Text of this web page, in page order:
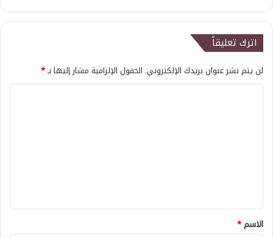
اترك تعليقاً
لن يتم نشر عنوان بريدك الإلكتروني. الحقول الإلزامية مشار إليها بـ*
*
الاسم*